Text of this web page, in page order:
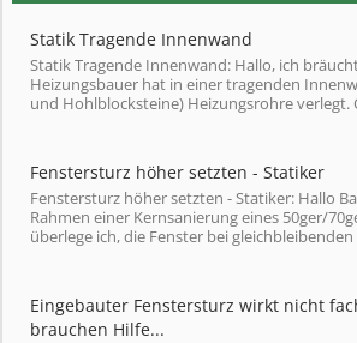
Statik Tragende Innenwand
Statik Tragende Innenwand: Hallo, ich
Heizungsbauer hat in einer tragenden
und Hohlblocksteine) Heizungsrohre verlegt.
Fenstersturz höher setzten - Statiker
Fenstersturz höher setzten - Statiker: Hallo
Rahmen einer Kernsanierung eines 50ger/
überlege ich, die Fenster bei
Eingebauter Fenstersturz wirkt nicht
brauchen Hilfe...